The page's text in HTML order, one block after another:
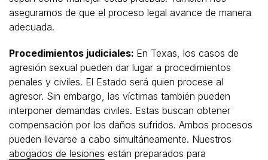
aseguramos de que el proceso legal avance de manera
adecuada.
Procedimientos judiciales: En Texas, los casos de
agresión sexual pueden dar lugar a procedimientos
penales y civiles. El Estado será quien procese al
agresor. Sin embargo, las víctimas también pueden
interponer demandas civiles. Estas buscan obtener
compensación por los daños sufridos. Ambos procesos
pueden llevarse a cabo simultáneamente. Nuestros
abogados de lesiones están preparados para